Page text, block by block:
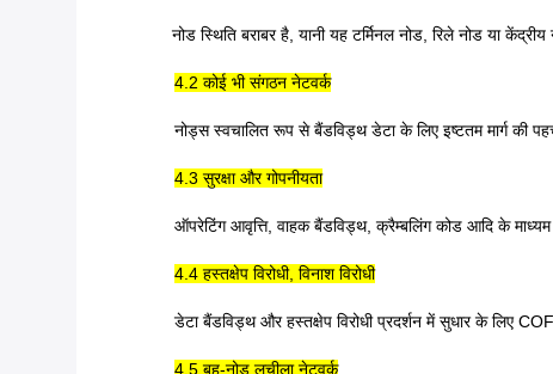
नोड स्थिति बराबर है, यानी यह टर्मिनल नोड, रिले नोड या
4.2 कोई भी संगठन नेटवर्क
नोड्स स्वचालित रूप से बैंडविड्थ डेटा के लिए इष्टतम मार्ग की
4.3 सुरक्षा और गोपनीयता
ऑपरेटिंग आवृत्ति, वाहक बैंडविड्थ, क्रैम्बलिंग कोड आदि के
4.4 हस्तक्षेप विरोधी, विनाश विरोधी
डेटा बैंडविड्थ और हस्तक्षेप विरोधी प्रदर्शन में सुधार के लिए
4.5 बहु-नोड लचीला नेटवर्क